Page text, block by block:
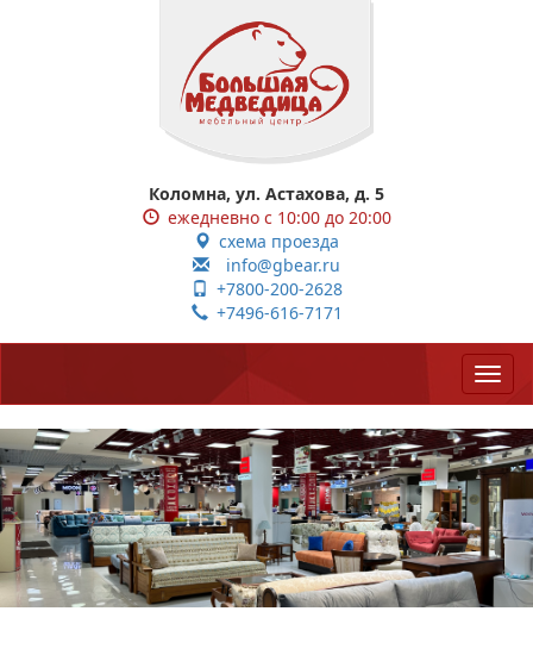
Коломна, ул. Астахова, д. 5
ежедневно с 10:00 до 20:00
схема проезда
info@gbear.ru
+7800-200-2628
+7496-616-7171